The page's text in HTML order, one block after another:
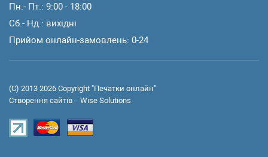
Пн.- Пт.: 9:00 - 18:00
Сб.- Нд.: вихідні
Прийом онлайн-замовлень: 0-24
(C) 2013 2026 Сopyright "Печатки онлайн"
Створення сайтів – Wise Solutions